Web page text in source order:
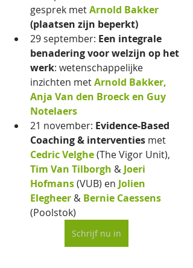
gesprek met Arnold Bakker
(plaatsen zijn beperkt)
29 september: Een integrale
benadering voor welzijn op het
werk: wetenschappelijke
inzichten met Arnold Bakker,
Anja Van den Broeck en Guy
Notelaers
21 november: Evidence-Based
Coaching & interventies met
Cedric Velghe (The Vigor Unit),
Tim Van Tilborgh & Joeri
Hofmans (VUB) en Jolien
Elegheer & Bernie Caessens
(Poolstok)
Schrijf nu in